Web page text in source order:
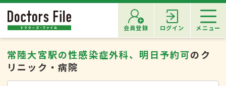
会員登録 ログイン メニュー
常陸大宮駅の性感染症外科、明日予約可のク
リニック・病院